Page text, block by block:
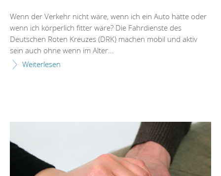
Wenn der Verkehr nicht wäre, wenn ich ein Auto hätte oder
wenn ich körperlich fitter wäre? Die Fahrdienste des
Deutschen Roten Kreuzes (DRK) machen mobil und aktiv
sein auch ohne wenn im Alter...
Weiterlesen